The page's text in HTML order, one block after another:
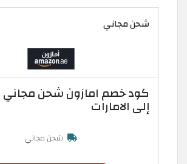
شحن مجاني
كود خصم امازون شحن مجاني
إلى الامارات
شحن مجاني